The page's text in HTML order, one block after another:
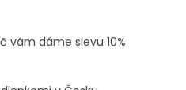
vám dáme slevu 10%